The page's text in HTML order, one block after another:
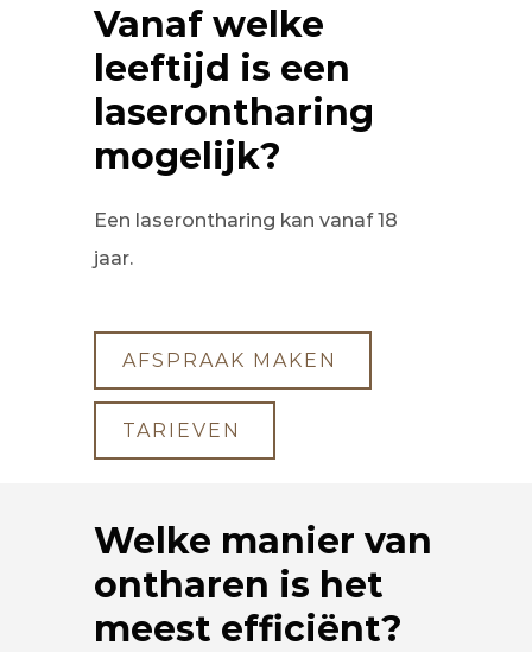
Vanaf welke
leeftijd is een
laserontharing
mogelijk?
Een laserontharing kan vanaf 18
jaar.
AFSPRAAK MAKEN
TARIEVEN
Welke manier van
ontharen is het
meest efficiënt?